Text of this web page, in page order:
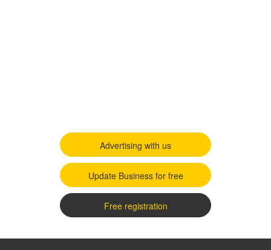
Advertising with us
Update Business for free
Free registration